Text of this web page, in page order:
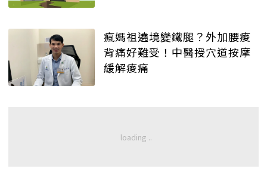
瘋媽祖遶境變鐵腿？外加腰痠
背痛好難受！中醫授穴道按摩
緩解痠痛